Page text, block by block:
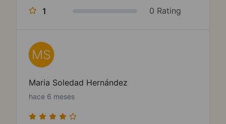
1
0 Rating
MS
Maria Soledad Hernández
hace 6 meses